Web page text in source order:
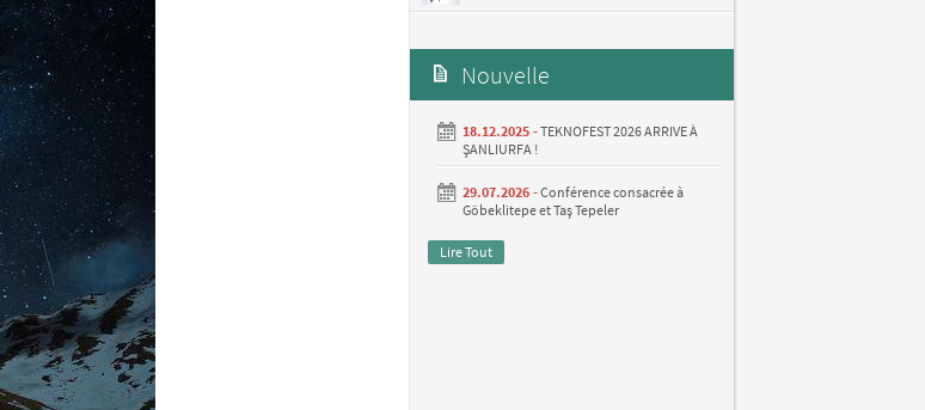
Nouvelle
18.12.2025 -TEKNOFEST 2026 ARRIVE À
ŞANLIURFA !
29.07.2026 -Conférence consacrée à
Göbeklitepe et Taş Tepeler
Lire Tout